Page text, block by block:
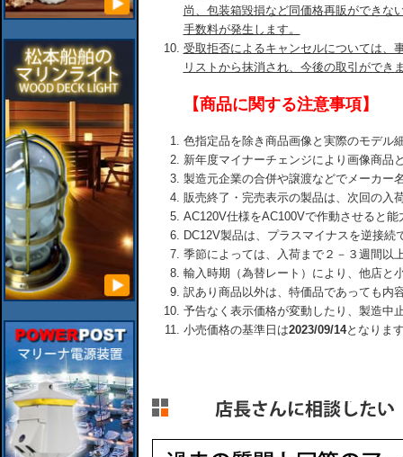
尚、包装箱毀損など同価格再販ができな
手数料が発生します。
受取拒否によるキャンセルについては、
リストから抹消され、今後の取引ができ
【商品に関する注意事項】
色指定品を除き商品画像と実際のモデル
新年度マイナーチェンジにより画像商品
製造元企業の合併や譲渡などでメーカー
販売終了・完売表示の製品は、次回の入
AC120V仕様をAC100Vで作動させると
DC12V製品は、プラスマイナスを逆接
季節によっては、入荷まで２－３週間以
輸入時期（為替レート）により、他店と
訳あり商品以外は、特価品であっても内
予告なく表示価格が変動したり、製造中
小売価格の基準日は2023/09/14となりま